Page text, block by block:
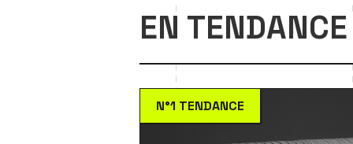
EN TENDANCE